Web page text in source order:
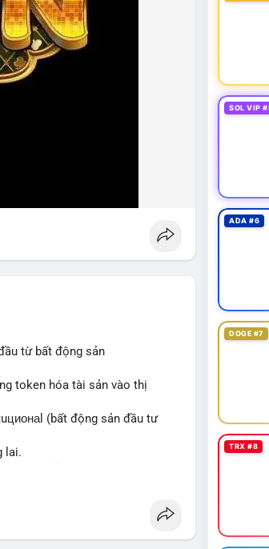
từ bất động sản
token hóa tài sản vào thị
(bất động sản đầu tư
lai.
SOL VIP
ADA #6
DOGE #7
TRX #8